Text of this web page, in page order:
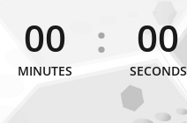
00
MINUTES
: 00
SECONDS